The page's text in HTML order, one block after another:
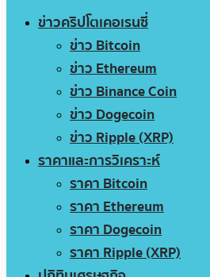
ข่าวคริปโตเคอเรนซี่
ข่าว Bitcoin
ข่าว Ethereum
ข่าว Binance Coin
ข่าว Dogecoin
ข่าว Ripple (XRP)
ราคาและการวิเคราะห์
ราคา Bitcoin
ราคา Ethereum
ราคา Dogecoin
ราคา Ripple (XRP)